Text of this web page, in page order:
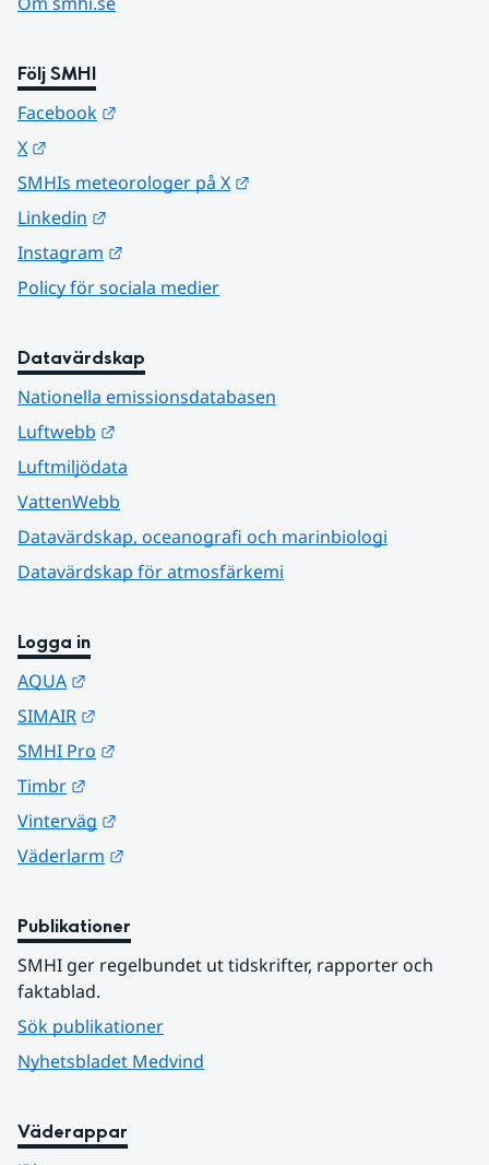
Följ SMHI
Facebook
X
SMHIs meteorologer på X
Linkedin
Instagram
Policy för sociala medier
Datavärdskap
Nationella emissionsdatabasen
Luftwebb
Luftmiljödata
VattenWebb
Datavärdskap, oceanografi och marinbiologi
Datavärdskap för atmosfärkemi
Logga in
AQUA
SIMAIR
SMHI Pro
Timbr
Vinterväg
Väderlarm
Publikationer
SMHI ger regelbundet ut tidskrifter, rapporter och
faktablad.
Sök publikationer
Nyhetsbladet Medvind
Väderappar